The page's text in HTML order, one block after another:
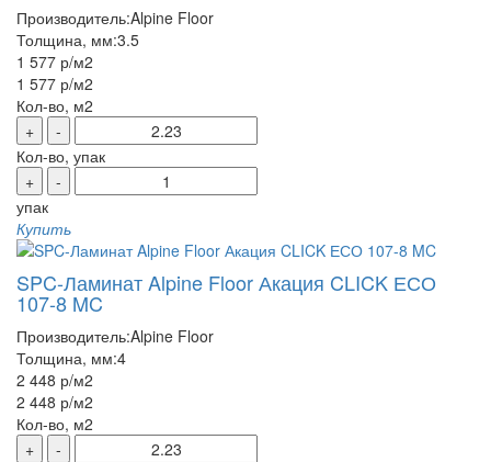
Производитель:Alpine Floor
Толщина, мм:3.5
1 577 р/м2
1 577 р/м2
Кол-во, м2
+
-
Кол-во, упак
+
-
упак
Купить
SPC-Ламинат Alpine Floor Акация CLICK ЕСО
107-8 MC
Производитель:Alpine Floor
Толщина, мм:4
2 448 р/м2
2 448 р/м2
Кол-во, м2
+
-